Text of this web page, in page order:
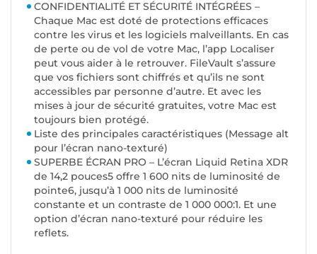
CONFIDENTIALITÉ ET SÉCURITÉ INTÉGRÉES –
Chaque Mac est doté de protections efficaces
contre les virus et les logiciels malveillants. En cas
de perte ou de vol de votre Mac, l’app Localiser
peut vous aider à le retrouver. FileVault s’assure
que vos fichiers sont chiffrés et qu’ils ne sont
accessibles par personne d’autre. Et avec les
mises à jour de sécurité gratuites, votre Mac est
toujours bien protégé.
Liste des principales caractéristiques (Message alt
pour l’écran nano-texturé)
SUPERBE ÉCRAN PRO – L’écran Liquid Retina XDR
de 14,2 pouces5 offre 1 600 nits de luminosité de
pointe6, jusqu’à 1 000 nits de luminosité
constante et un contraste de 1 000 000:1. Et une
option d’écran nano-texturé pour réduire les
reflets.